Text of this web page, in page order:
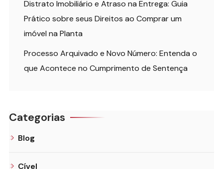
Distrato Imobiliário e Atraso na Entrega: Guia
Prático sobre seus Direitos ao Comprar um
imóvel na Planta
Processo Arquivado e Novo Número: Entenda o
que Acontece no Cumprimento de Sentença
Categorias
Blog
Cível